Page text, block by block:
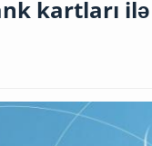
kartları